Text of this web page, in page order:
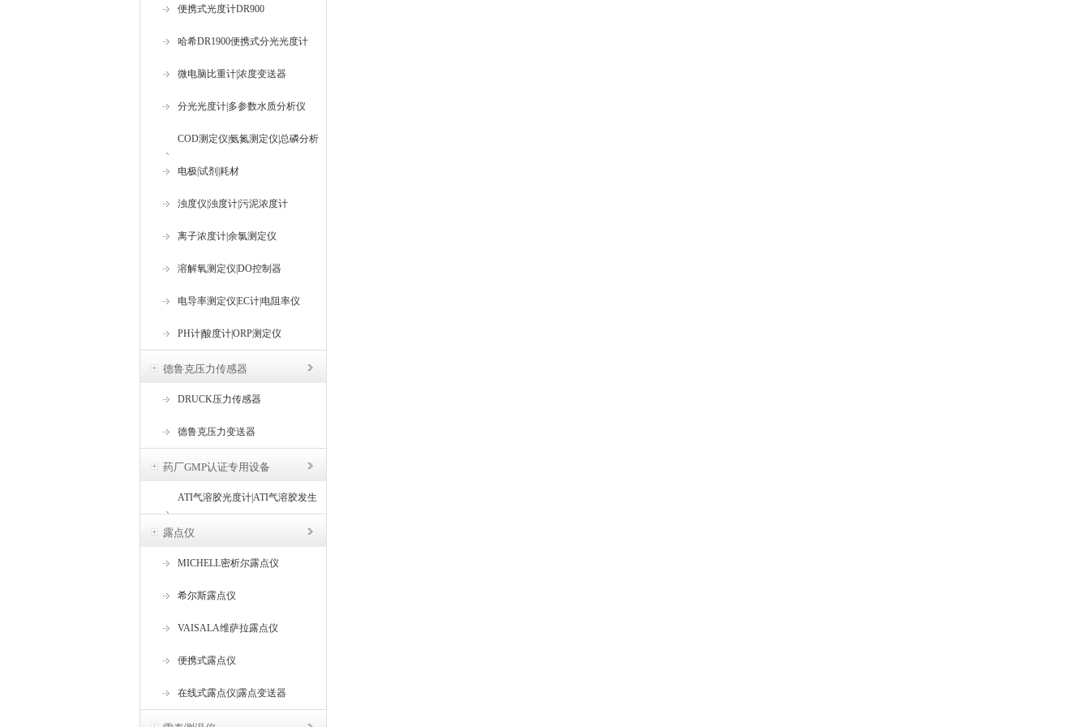
便携式光度计DR900
哈希DR1900便携式分光光度计
微电脑比重计|浓度变送器
分光光度计|多参数水质分析仪
COD测定仪|氨氮测定仪|总磷分析
仪
电极|试剂|耗材
浊度仪|浊度计|污泥浓度计
离子浓度计|余氯测定仪
溶解氧测定仪|DO控制器
电导率测定仪|EC计|电阻率仪
PH计|酸度计|ORP测定仪
德鲁克压力传感器
DRUCK压力传感器
德鲁克压力变送器
药厂GMP认证专用设备
ATI气溶胶光度计|ATI气溶胶发生
器
露点仪
MICHELL密析尔露点仪
希尔斯露点仪
VAISALA维萨拉露点仪
便携式露点仪
在线式露点仪|露点变送器